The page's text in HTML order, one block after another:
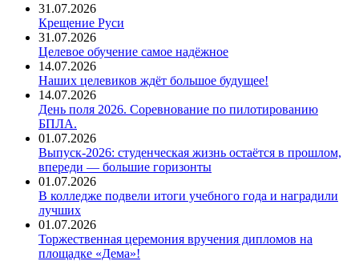
31.07.2026
Крещение Руси
31.07.2026
Целевое обучение самое надёжное
14.07.2026
Наших целевиков ждёт большое будущее!
14.07.2026
День поля 2026. Соревнование по пилотированию
БПЛА.
01.07.2026
Выпуск-2026: студенческая жизнь остаётся в прошлом,
впереди — большие горизонты
01.07.2026
В колледже подвели итоги учебного года и наградили
лучших
01.07.2026
Торжественная церемония вручения дипломов на
площадке «Дема»!